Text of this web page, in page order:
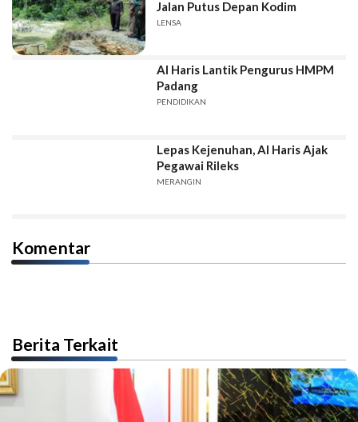
Jalan Putus Depan Kodim
LENSA
Al Haris Lantik Pengurus HMPM
Padang
PENDIDIKAN
Lepas Kejenuhan, Al Haris Ajak
Pegawai Rileks
MERANGIN
Komentar
Berita Terkait